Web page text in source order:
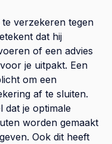
verzekeren tegen
dat hij
of een advies
je uitpakt. Een
om een
af te sluiten.
dat je optimale
worden gemaakt
Ook dit heeft